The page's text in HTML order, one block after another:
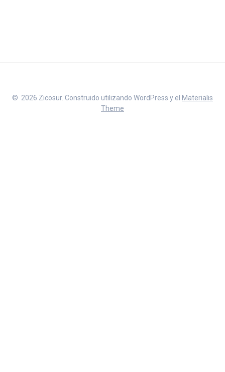
© 2026 Zicosur. Construido utilizando WordPress y el Materialis
Theme